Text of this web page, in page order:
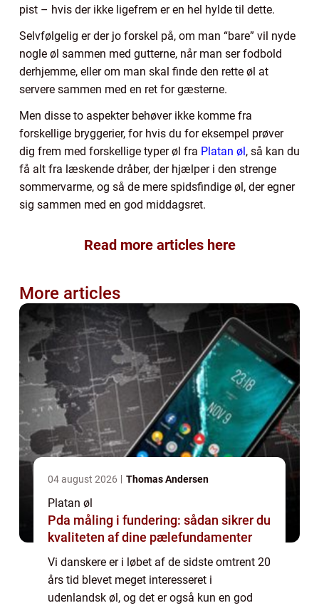
pist – hvis der ikke ligefrem er en hel hylde til dette.
Selvfølgelig er der jo forskel på, om man “bare” vil nyde
nogle øl sammen med gutterne, når man ser fodbold
derhjemme, eller om man skal finde den rette øl at
servere sammen med en ret for gæsterne.
Men disse to aspekter behøver ikke komme fra
forskellige bryggerier, for hvis du for eksempel prøver
dig frem med forskellige typer øl fra Platan øl, så kan du
få alt fra læskende dråber, der hjælper i den strenge
sommervarme, og så de mere spidsfindige øl, der egner
sig sammen med en god middagsret.
Read more articles here
More articles
04 august 2026 Thomas Andersen
Platan øl
Pda måling i fundering: sådan sikrer du
kvaliteten af dine pælefundamenter
Vi danskere er i løbet af de sidste omtrent 20
års tid blevet meget interesseret i
udenlandsk øl, og det er også kun en god